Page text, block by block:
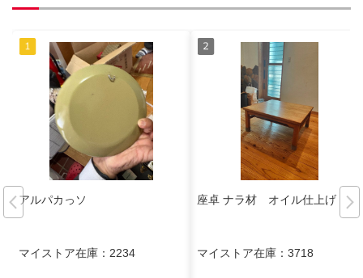
アルパカっソ
マイストア在庫： 2234
座卓 ナラ材 オイル仕上げ
マイストア在庫： 3718